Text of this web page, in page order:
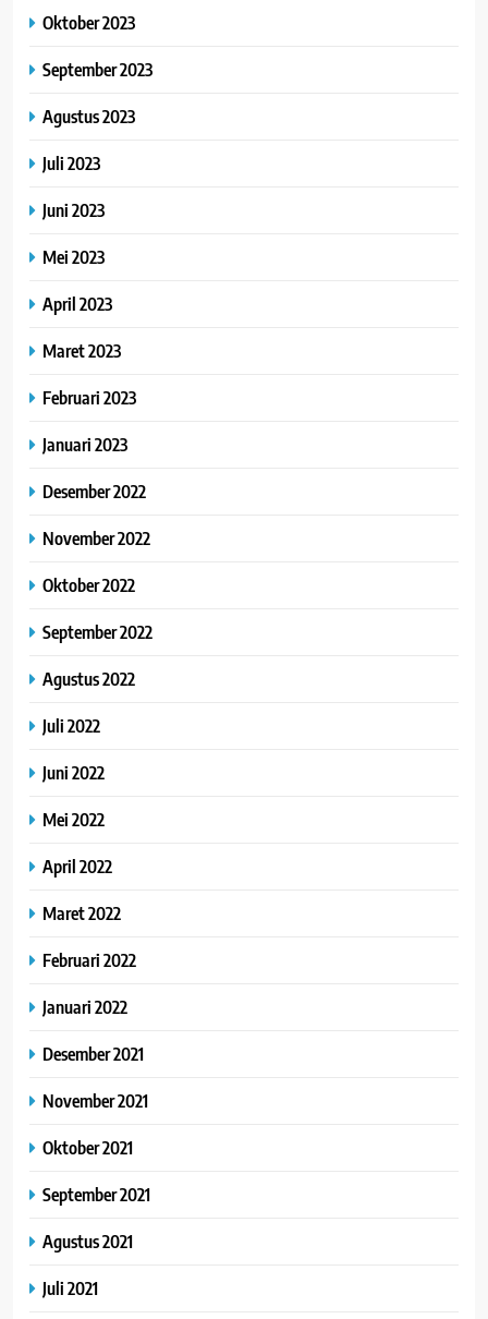
Oktober 2023
September 2023
Agustus 2023
Juli 2023
Juni 2023
Mei 2023
April 2023
Maret 2023
Februari 2023
Januari 2023
Desember 2022
November 2022
Oktober 2022
September 2022
Agustus 2022
Juli 2022
Juni 2022
Mei 2022
April 2022
Maret 2022
Februari 2022
Januari 2022
Desember 2021
November 2021
Oktober 2021
September 2021
Agustus 2021
Juli 2021